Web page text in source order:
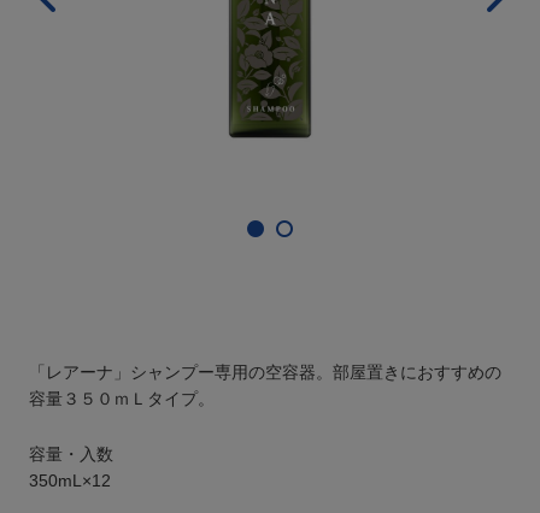
「レアーナ」シャンプー専用の空容器。部屋置きにおすすめの
容量３５０ｍＬタイプ。
容量・入数
350mL×12